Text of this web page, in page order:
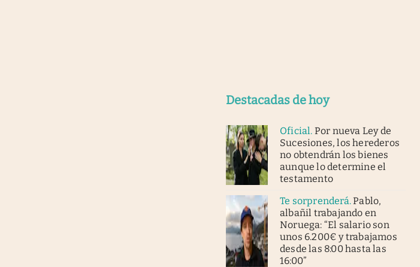
Destacadas de hoy
Oficial. Por nueva Ley de
Sucesiones, los herederos
no obtendrán los bienes
aunque lo determine el
testamento
Te sorprenderá.Pablo,
albañil trabajando en
Noruega: “El salario son
unos 6.200€ y trabajamos
desde las 8:00 hasta las
16:00”